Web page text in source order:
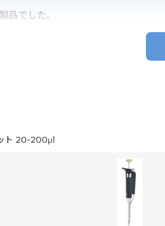
品でした。
た。
ト 20-200μl